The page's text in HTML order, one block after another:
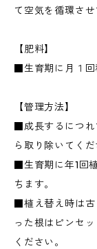
て空気を循環させ
【肥料】
■生育期に月１回
【管理方法】
■成長するにつれ
ら取り除いてくだ
■生育期に年1回
ちます。
■植え替え時は古
った根はピンセ
ください。